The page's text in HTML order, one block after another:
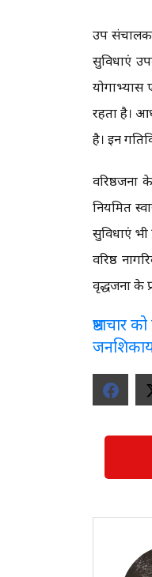
उप संचालक
सुविधाएं
योगाभ्यास
रहता है।
है। इन
वरिष्ठजनों
नियमित
सुविधाएं भी
वरिष्ठ
वृद्धजनों के